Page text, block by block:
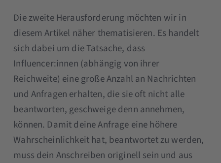
Die zweite Herausforderung möchten wir in
diesem Artikel näher thematisieren. Es handelt
sich dabei um die Tatsache, dass
Influencer:innen (abhängig von ihrer
Reichweite) eine große Anzahl an Nachrichten
und Anfragen erhalten, die sie oft nicht alle
beantworten, geschweige denn annehmen,
können. Damit deine Anfrage eine höhere
Wahrscheinlichkeit hat, beantwortet zu werden,
muss dein Anschreiben originell sein und aus